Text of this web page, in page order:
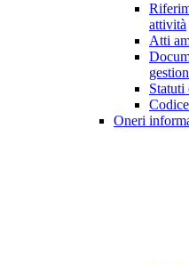
attività
Atti
Statuti
Oneri